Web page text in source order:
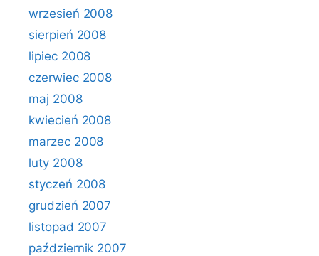
wrzesień 2008
sierpień 2008
lipiec 2008
czerwiec 2008
maj 2008
kwiecień 2008
marzec 2008
luty 2008
styczeń 2008
grudzień 2007
listopad 2007
październik 2007